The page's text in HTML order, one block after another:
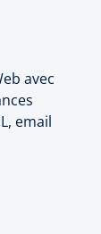
avec
email